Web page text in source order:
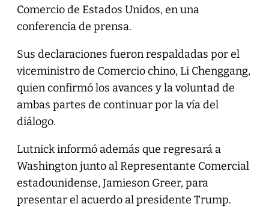
Comercio de Estados Unidos, en una
conferencia de prensa.
Sus declaraciones fueron respaldadas por el
viceministro de Comercio chino, Li Chenggang,
quien confirmó los avances y la voluntad de
ambas partes de continuar por la vía del
diálogo.
Lutnick informó además que regresará a
Washington junto al Representante Comercial
estadounidense, Jamieson Greer, para
presentar el acuerdo al presidente Trump.